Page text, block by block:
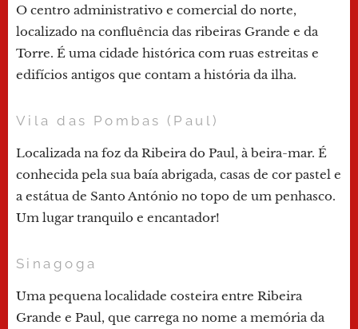
O centro administrativo e comercial do norte,
localizado na confluência das ribeiras Grande e da
Torre. É uma cidade histórica com ruas estreitas e
edifícios antigos que contam a história da ilha.
Vila das Pombas (Paul)
Localizada na foz da Ribeira do Paul, à beira-mar. É
conhecida pela sua baía abrigada, casas de cor pastel e
a estátua de Santo António no topo de um penhasco.
Um lugar tranquilo e encantador!
Sinagoga
Uma pequena localidade costeira entre Ribeira
Grande e Paul, que carrega no nome a memória da